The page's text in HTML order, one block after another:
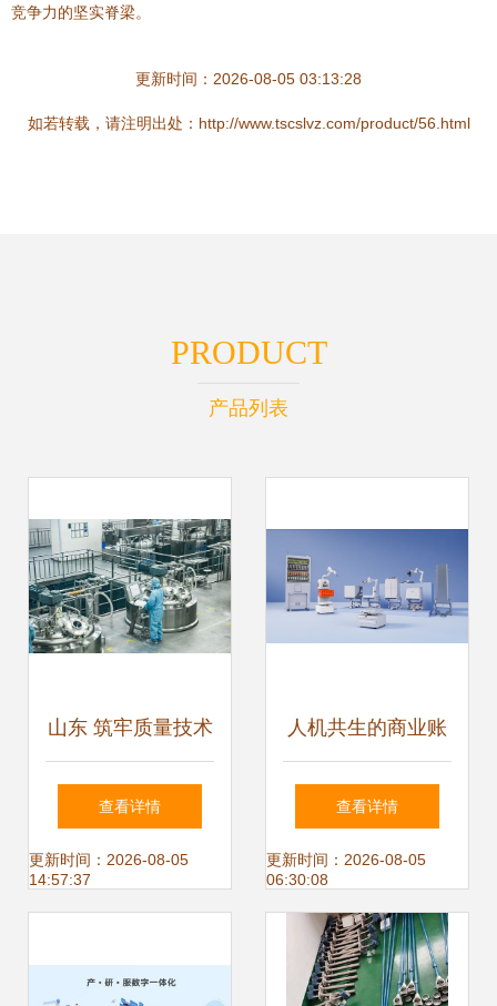
竞争力的坚实脊梁。
更新时间：2026-08-05 03:13:28
如若转载，请注明出处：http://www.tscslvz.com/product/56.html
PRODUCT
产品列表
山东 筑牢质量技术
底座，服务产业高
质量发展
查看详情
更新时间：2026-08-05
14:57:37
人机共生的商业账
本 云迹科技CEO李
全印谈服务机器人
进入“价值战”新拐
点
查看详情
更新时间：2026-08-05
06:30:08